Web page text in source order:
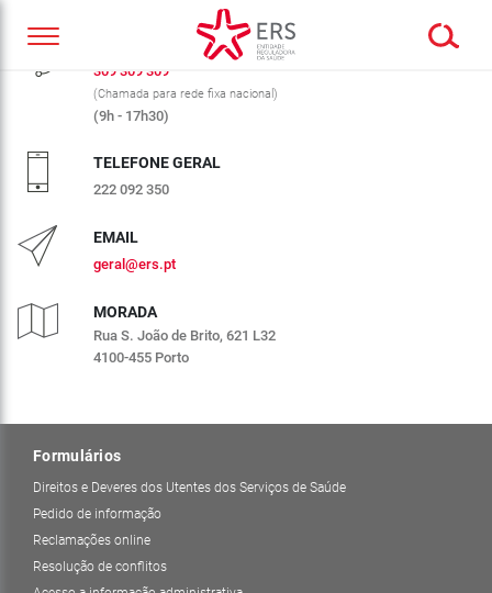
CALL CENTER ERS
309 309 309
(Chamada para rede fixa nacional)
(9h - 17h30)
TELEFONE GERAL
222 092 350
EMAIL
geral@ers.pt
MORADA
Rua S. João de Brito, 621 L32
4100-455 Porto
Formulários
Direitos e Deveres dos Utentes dos Serviços de Saúde
Pedido de informação
Reclamações online
Resolução de conflitos